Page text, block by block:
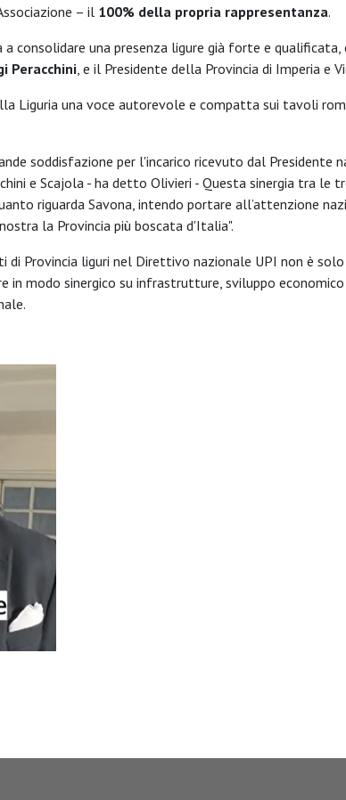
– il 100% della propria rappresentanza.
consolidare una presenza ligure già forte e
Peracchini, e il Presidente della Provincia di Imperia e
Liguria una voce autorevole e compatta sui tavoli
soddisfazione per l'incarico ricevuto dal Presidente
e Scajola - ha detto Olivieri - Questa sinergia tra
riguarda Savona, intendo portare all’attenzione
la Provincia più boscata d'Italia".
di Provincia liguri nel Direttivo nazionale UPI non è
modo sinergico su infrastrutture, sviluppo